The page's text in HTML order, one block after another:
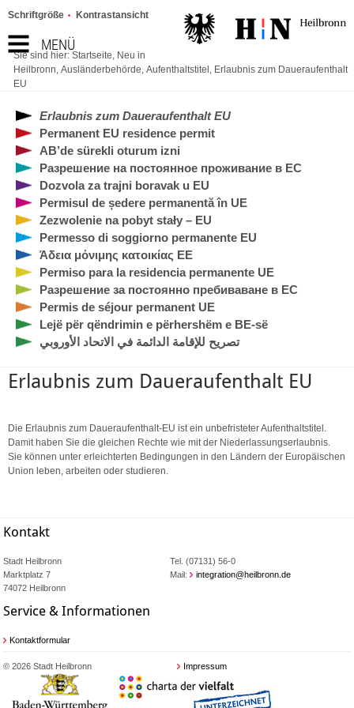
MENÜ
Schriftgröße Kontrastansicht
Sie sind hier: Startseite, Neu in
Heilbronn, Ausländerbehörde, Aufenthaltstitel , Erlaubnis zum Daueraufenthalt
EU
Erlaubnis zum Daueraufenthalt EU
Permanent EU residence permit
AB’de sürekli oturum izni
Разрешение на постоянное проживание в ЕС
Dozvola za trajni boravak u EU
Permisul de ședere permanentă în UE
Zezwolenie na pobyt stały – EU
Permesso di soggiorno permanente EU
Άδεια μόνιμης κατοικίας ΕΕ
Permiso para la residencia permanente UE
Разрешение за постоянно пребиваване в ЕС
Permis de séjour permanent UE
Lejë për qëndrimin e përhershëm e BE-së
تصريح للإقامة الدائمة في الاتحاد الأوروبي
Erlaubnis zum Daueraufenthalt EU
Die Erlaubnis zum Daueraufenthalt-EU ist ein unbefristeter Aufenthaltstitel.
Damit haben Sie die gleichen Rechte wie mit der Niederlassungserlaubnis.
Sie können unter erleichterten Bedingungen in den Ländern der Europäischen
Union leben, arbeiten oder studieren.
Kontakt
Stadt Heilbronn
Marktplatz 7
74072 Heilbronn
Tel. (07131) 56-0
Mail:
integration@heilbronn.de
Service & Informationen
Kontaktformular
© 2026 Stadt Heilbronn Impressum